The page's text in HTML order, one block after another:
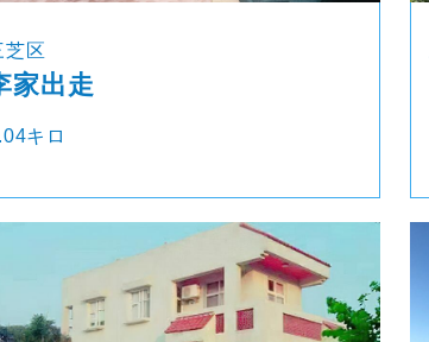
芝区
家出走
キロ